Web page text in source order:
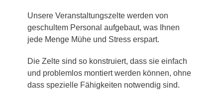
Unsere Veranstaltungszelte werden von
geschultem Personal aufgebaut, was Ihnen
jede Menge Mühe und Stress erspart.
Die Zelte sind so konstruiert, dass sie einfach
und problemlos montiert werden können, ohne
dass spezielle Fähigkeiten notwendig sind.